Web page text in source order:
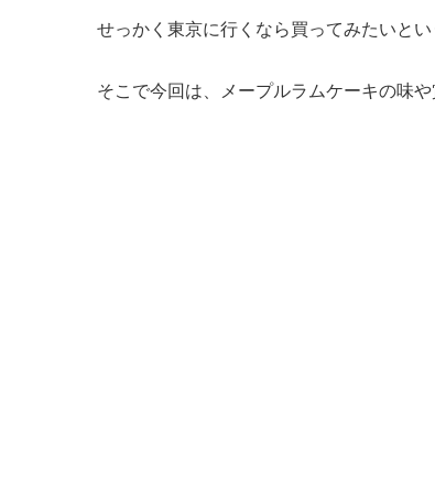
せっかく東京に行くなら買ってみたいと
そこで今回は、メープルラムケーキの味